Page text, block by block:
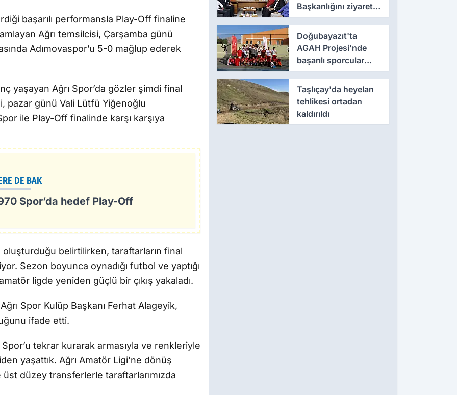
başarılı performansla Play-Off finaline
Ağrı temsilcisi, Çarşamba günü
Adımovaspor’u 5-0 mağlup ederek
yaşayan Ağrı Spor’da gözler şimdi final
pazar günü Vali Lütfü Yiğenoğlu
ile Play-Off finalinde karşı karşıya
DE BAK
Spor’da hedef Play-Off
belirtilirken, taraftarların final
Sezon boyunca oynadığı futbol ve yaptığı
ligde yeniden güçlü bir çıkış yakaladı.
Spor Kulüp Başkanı Ferhat Alageyik,
ifade etti.
Spor’u tekrar kurarak armasıyla ve renkleriyle
yaşattık. Ağrı Amatör Ligi’ne dönüş
üst düzey transferlerle taraftarlarımızda
Başkanlığını ziyaret
etti
Doğubayazıt'ta
AGAH Projesi'nde
başarılı sporcular
ödüllendirildi
Taşlıçay'da heyelan
tehlikesi ortadan
kaldırıldı